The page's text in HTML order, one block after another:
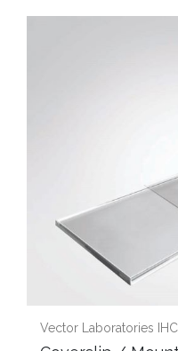
Vector Laboratories